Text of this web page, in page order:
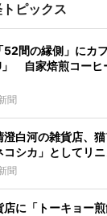
ピックス
52間の縁側」にカ
」 自家焙煎コーヒ
聞
澄白河の雑貨店、
コシカ」としてリ
聞
店に「トーキョー